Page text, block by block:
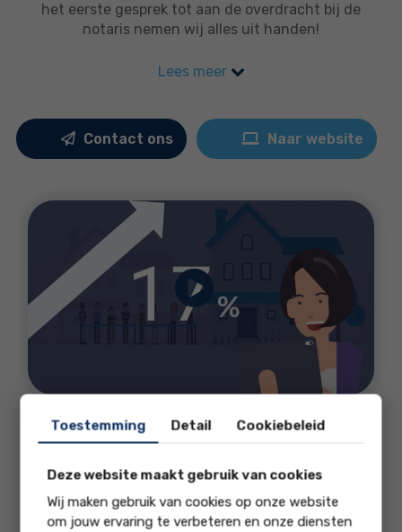
het eerste gesprek tot aan de overdracht bij de
notaris nemen wij alles uit handen!
Lees meer
Contact ons Naar website
Samen in actief partnerschap
Persoonlijke aanpak
Toestemming Detail Cookiebeleid
Deze website maakt gebruik van cookies
Wij maken gebruik van cookies op onze website
om jouw ervaring te verbeteren en onze diensten